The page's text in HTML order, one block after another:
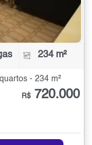
234 m²
- 234 m²
R$ 720.000